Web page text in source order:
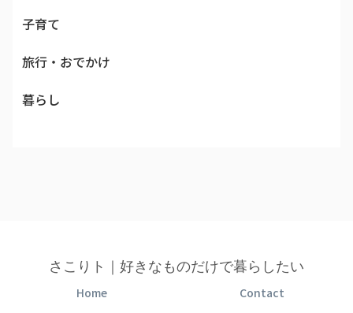
子育て
旅行・おでかけ
暮らし
さこりト｜好きなものだけで暮らしたい
Home
Contact